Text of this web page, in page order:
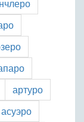
артуро
асуэро